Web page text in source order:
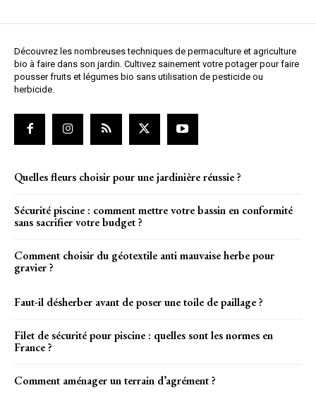
Découvrez les nombreuses techniques de permaculture et agriculture
bio à faire dans son jardin. Cultivez sainement votre potager pour faire
pousser fruits et légumes bio sans utilisation de pesticide ou
herbicide.
Quelles fleurs choisir pour une jardinière réussie ?
Sécurité piscine : comment mettre votre bassin en conformité
sans sacrifier votre budget ?
Comment choisir du géotextile anti mauvaise herbe pour
gravier ?
Faut-il désherber avant de poser une toile de paillage ?
Filet de sécurité pour piscine : quelles sont les normes en
France ?
Comment aménager un terrain d’agrément ?